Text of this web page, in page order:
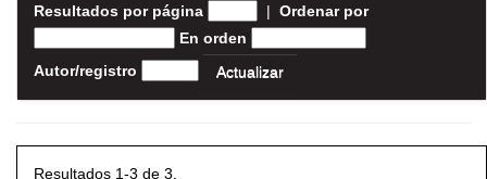
Resultados por página | Ordenar por
En orden
Autor/registro
Resultados 1-3 de 3.